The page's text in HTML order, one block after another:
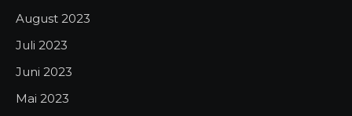
August 2023
Juli 2023
Juni 2023
Mai 2023